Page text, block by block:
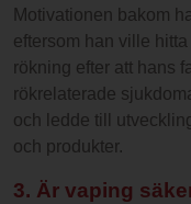
Motivationen bakom
eftersom han ville
rökning efter att hans
rökrelaterade
och ledde till
och produkter.
3. Är vaping